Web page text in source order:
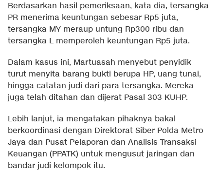
Berdasarkan hasil pemeriksaan, kata dia, tersangka
PR menerima keuntungan sebesar Rp5 juta,
tersangka MY meraup untung Rp300 ribu dan
tersangka L memperoleh keuntungan Rp5 juta.
Dalam kasus ini, Martuasah menyebut penyidik
turut menyita barang bukti berupa HP, uang tunai,
hingga catatan judi dari para tersangka. Mereka
juga telah ditahan dan dijerat Pasal 303 KUHP.
Lebih lanjut, ia mengatakan pihaknya bakal
berkoordinasi dengan Direktorat Siber Polda Metro
Jaya dan Pusat Pelaporan dan Analisis Transaksi
Keuangan (PPATK) untuk mengusut jaringan dan
bandar judi kelompok itu.